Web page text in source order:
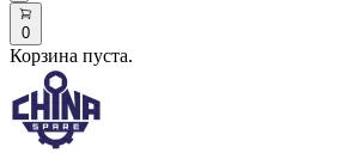
0
Корзина пуста.